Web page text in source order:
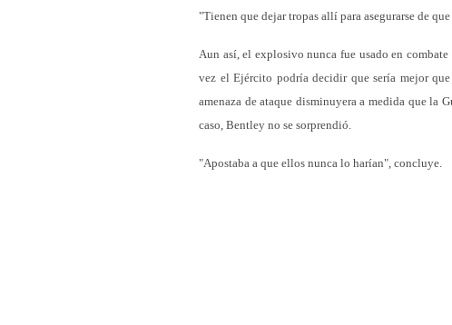
"Tienen que dejar tropas allí para asegurarse de
Aun así, el explosivo nunca fue usado en
vez el Ejército podría decidir que sería mejor
amenaza de ataque disminuyera a medida que la
caso, Bentley no se sorprendió.
"Apostaba a que ellos nunca lo harían", concluye.